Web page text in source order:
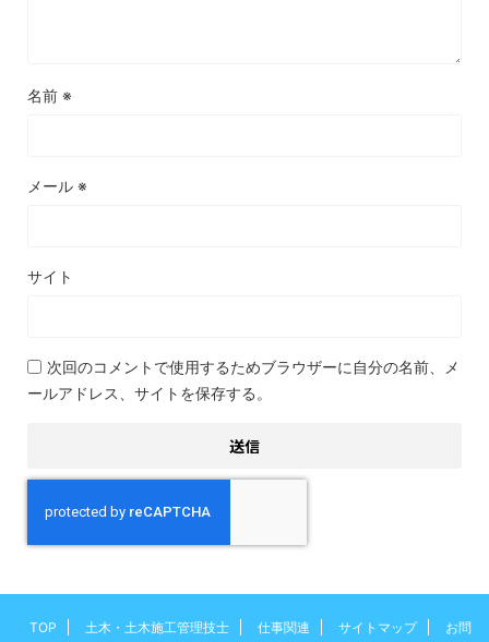
名前 ※
メール ※
サイト
次回のコメントで使用するためブラウザーに自分の名前、メ
ールアドレス、サイトを保存する。
TOP 土木・土木施工管理技士 仕事関連 サイトマップ お問